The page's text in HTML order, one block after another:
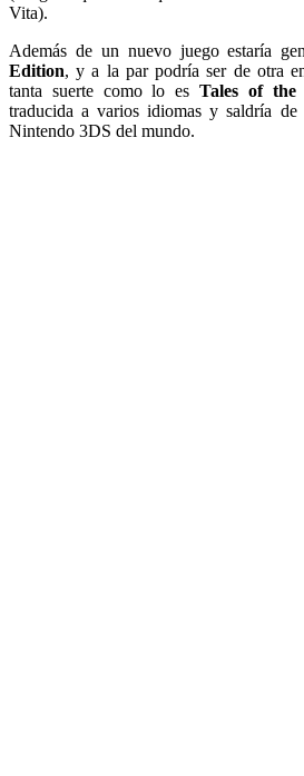
Vita).
Además de un nuevo juego estaría
Edition, y a la par podría ser de otra
tanta suerte como lo esTales of the
traducida a varios idiomas y saldría de
Nintendo 3DS del mundo.